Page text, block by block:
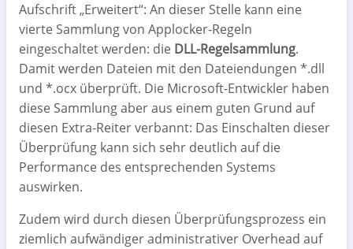
Aufschrift „Erweitert“: An dieser Stelle kann eine
vierte Sammlung von Applocker-Regeln
eingeschaltet werden: die DLL-Regelsammlung.
Damit werden Dateien mit den Dateiendungen *.dll
und *.ocx überprüft. Die Microsoft-Entwickler haben
diese Sammlung aber aus einem guten Grund auf
diesen Extra-Reiter verbannt: Das Einschalten dieser
Überprüfung kann sich sehr deutlich auf die
Performance des entsprechenden Systems
auswirken.
Zudem wird durch diesen Überprüfungsprozess ein
ziemlich aufwändiger administrativer Overhead auf